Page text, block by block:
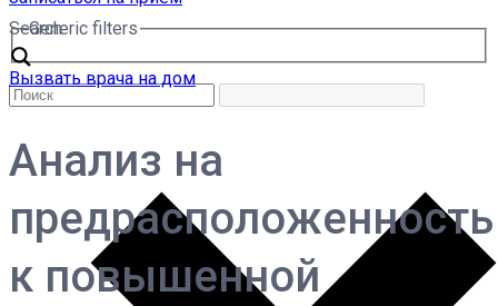
Search
Generic filters
Вызвать врача на дом
Анализ на
предрасположенность
к повышенной